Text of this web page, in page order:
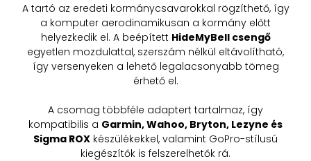
A tartó az eredeti kormánycsavarokkal rögzíthető, így
a komputer aerodinamikusan a kormány előtt
helyezkedik el. A beépített HideMyBell csengő
egyetlen mozdulattal, szerszám nélkül eltávolítható,
így versenyeken a lehető legalacsonyabb tömeg
érhető el.
A csomag többféle adaptert tartalmaz, így
kompatibilis a Garmin, Wahoo, Bryton, Lezyne és
Sigma ROX készülékekkel, valamint GoPro-stílusú
kiegészítők is felszerelhetők rá.